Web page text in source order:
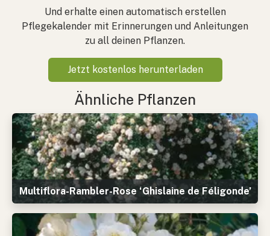
Und erhalte einen automatisch erstellen
Pflegekalender mit Erinnerungen und Anleitungen
zu all deinen Pflanzen.
Jetzt kostenlos herunterladen
Ähnliche Pflanzen
Multiflora-Rambler-Rose ‘Ghislaine de Féligonde’